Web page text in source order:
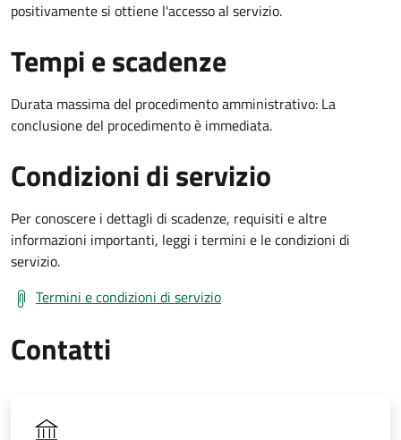
positivamente si ottiene l'accesso al servizio.
Tempi e scadenze
Durata massima del procedimento amministrativo: La
conclusione del procedimento è immediata.
Condizioni di servizio
Per conoscere i dettagli di scadenze, requisiti e altre
informazioni importanti, leggi i termini e le condizioni di
servizio.
Termini e condizioni di servizio
Contatti